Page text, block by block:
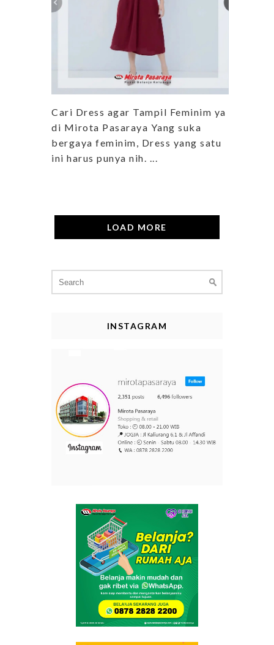
Cari Dress agar Tampil Feminim ya
di Mirota Pasaraya Yang suka
bergaya feminim, Dress yang satu
ini harus punya nih. ...
LOAD MORE
for:
INSTAGRAM